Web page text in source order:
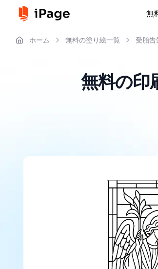
無
ホーム 無料の塗り絵一覧 受胎告
無料の印